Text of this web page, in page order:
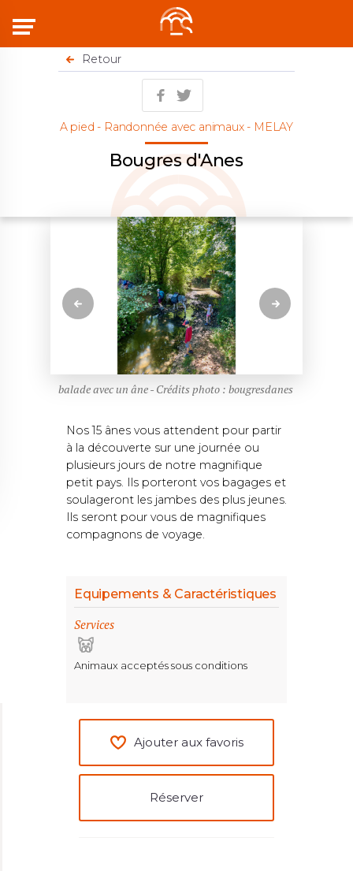
Retour
A pied - Randonnée avec animaux - MELAY
Bougres d'Anes
balade avec un âne - Crédits photo : bougresdanes
Nos 15 ânes vous attendent pour partir
à la découverte sur une journée ou
plusieurs jours de notre magnifique
petit pays. Ils porteront vos bagages et
soulageront les jambes des plus jeunes.
Ils seront pour vous de magnifiques
compagnons de voyage.
Equipements & Caractéristiques
Services
Animaux acceptés sous conditions
Ajouter aux favoris
Réserver